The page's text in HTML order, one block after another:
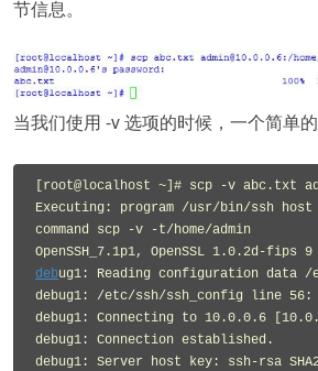
节信息。
当我们使用 -v 选项的时候，一个简单
[root@localhost ~]# scp -v abc.txt
Executing: program /usr/bin/ssh
command scp -v -t/home/admin
debug1: Reading configuration data /
debug1: /etc/ssh/ssh_config line
debug1: Connecting to 10.0.0.6
debug1: Connection established.
debug1: Server host key: ssh-rsa